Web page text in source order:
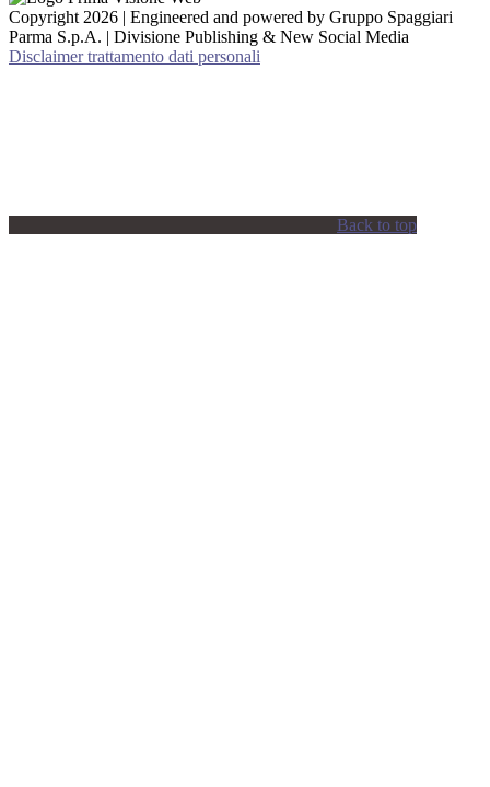
Copyright 2026 | Engineered and powered by Gruppo Spaggiari
Parma S.p.A. | Divisione Publishing & New Social Media
Disclaimer trattamento dati personali
Back to top